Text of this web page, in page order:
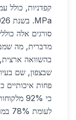
סורגים אלה
בהשוואה
שבצפון, שם
כי 92%
לעומת 78% במרכז.